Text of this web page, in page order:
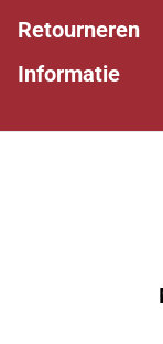
Retourneren
Informatie